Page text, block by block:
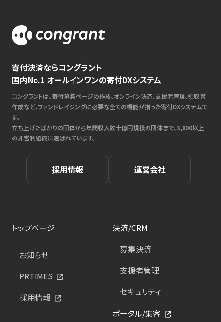
寄付決済ならコングラント
国内No.1 オールインワンの寄付DXシステム
コングラントは、寄付募集ページの作成、オンライン決済、支援者管理、領収書
作成など、ファンドレイジングに必要な全ての機能が揃った寄付DXシステムで
す。
立ち上げたばかりの団体から年間収入数十億円規模の団体まで、3,000以上
の非営利組織に選ばれています。
採用情報 運営会社
トップページ
お知らせ
PRTIMES
採用情報
決済/CRM
募集決済
支援者管理
セキュリティ
ポータル/集客